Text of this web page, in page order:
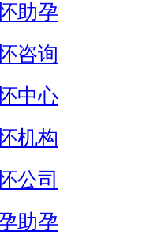
助孕
咨询
中心
机构
公司
助孕